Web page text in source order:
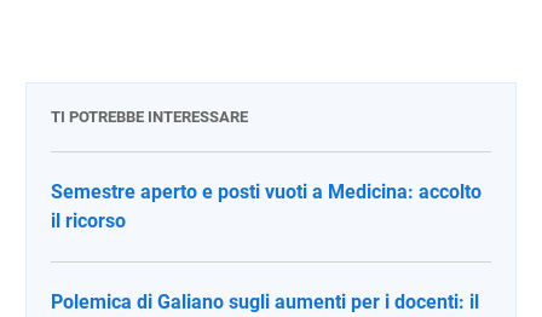
TI POTREBBE INTERESSARE
Semestre aperto e posti vuoti a Medicina: accolto
il ricorso
Polemica di Galiano sugli aumenti per i docenti: il